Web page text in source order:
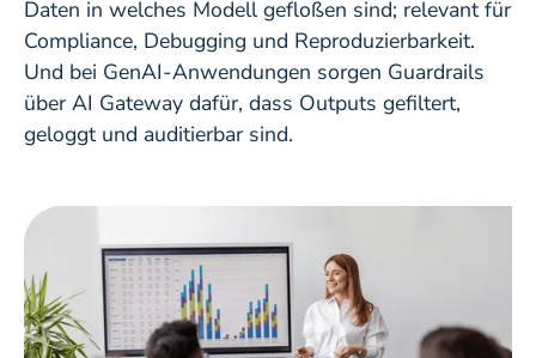
Daten in welches Modell gefloßen sind; relevant für
Compliance, Debugging und Reproduzierbarkeit.
Und bei GenAI-Anwendungen sorgen Guardrails
über AI Gateway dafür, dass Outputs gefiltert,
geloggt und auditierbar sind.